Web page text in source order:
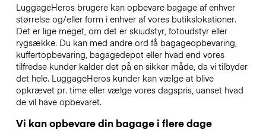
LuggageHeros brugere kan opbevare bagage af enhver
størrelse og/eller form i enhver af vores butikslokationer.
Det er lige meget, om det er skiudstyr, fotoudstyr eller
rygsække. Du kan med andre ord få bagageopbevaring,
kuffertopbevaring, bagagedepot eller hvad end vores
tilfredse kunder kalder det på en sikker måde, da vi tilbyder
det hele. LuggageHeros kunder kan vælge at blive
opkrævet pr. time eller vælge vores dagspris, uanset hvad
de vil have opbevaret.
Vi kan opbevare din bagage i flere dage